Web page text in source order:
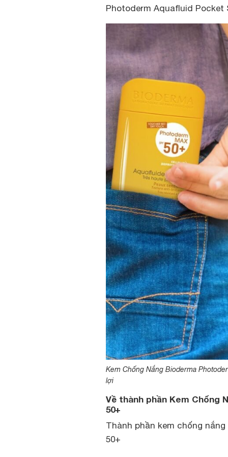
Photoderm Aquafluid Pocket
Kem Chống Nắng Bioderma
lợi
Về thành phần Kem Chống
50+
Thành phần kem chống
50+